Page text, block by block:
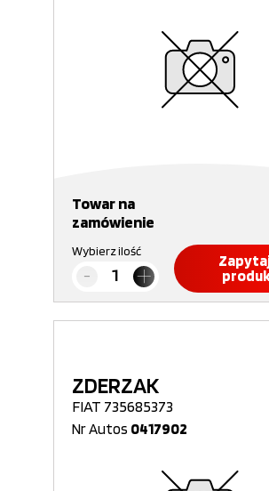
Towar na
zamówienie
Wybierz ilość
ZDERZAK
FIAT 735685373
Nr Autos 0417902